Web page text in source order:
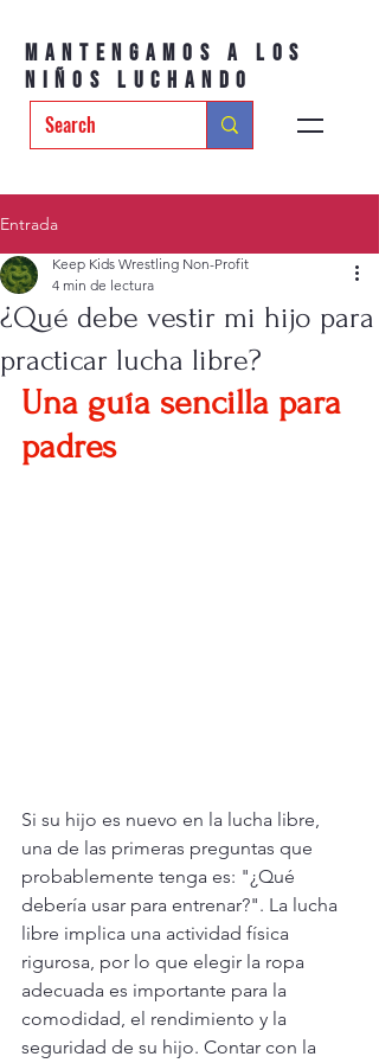
Mantengamos a los
niños luchando
Entrada
¿Qué debe vestir mi hijo para
practicar lucha libre?
Keep Kids Wrestling Non-Profit
4 min de lectura
Una guía sencilla para
padres
Si su hijo es nuevo en la lucha libre,
una de las primeras preguntas que
probablemente tenga es: "¿Qué
debería usar para entrenar?". La lucha
libre implica una actividad física
rigurosa, por lo que elegir la ropa
adecuada es importante para la
comodidad, el rendimiento y la
seguridad de su hijo. Contar con la